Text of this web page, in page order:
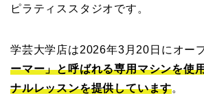
ピラティススタジオです。
学芸大学店は2026年3月20日にオー
ーマー」と呼ばれる専用マシンを使
ナルレッスンを提供しています。